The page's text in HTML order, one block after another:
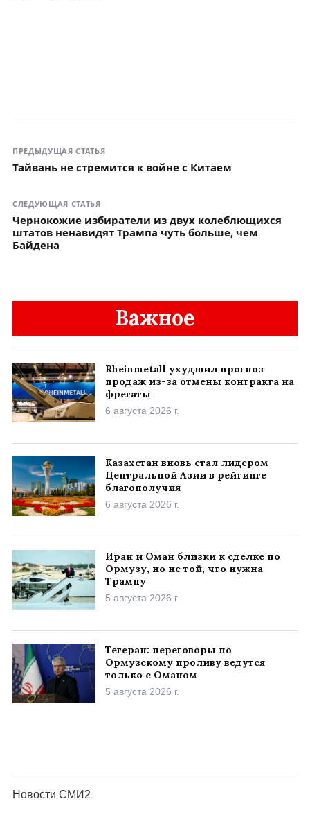
ПРЕДЫДУЩАЯ СТАТЬЯ
Тайвань не стремится к войне с Китаем
СЛЕДУЮЩАЯ СТАТЬЯ
Чернокожие избиратели из двух колеблющихся
штатов ненавидят Трампа чуть больше, чем
Байдена
Важное
Rheinmetall ухудшил прогноз
продаж из-за отмены контракта на
фрегаты
6 августа 2026 г.
Казахстан вновь стал лидером
Центральной Азии в рейтинге
благополучия
6 августа 2026 г.
Иран и Оман близки к сделке по
Ормузу, но не той, что нужна
Трампу
5 августа 2026 г.
Тегеран: переговоры по
Ормузскому проливу ведутся
только с Оманом
5 августа 2026 г.